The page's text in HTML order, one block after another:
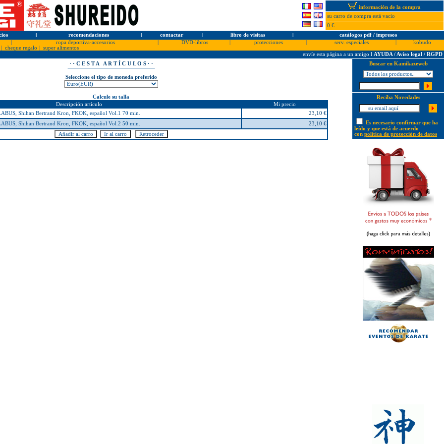
información de la compra
su carro de compra está vacio
0 €
l recomendaciones l contactar l libro de visitas l
catálogos pdf / impresos
ropa deportiva-accesorios DVD-libros protecciones serv. especiales
kobudo
cheque regalo
super alimentos
envíe esta página a un amigo l AYUDA / Aviso legal / RGPD
· · C E S T A A R T Í C U L O S · ·
Seleccione el tipo de moneda preferido
Calcule su talla
Descripción artículo
Mi precio
Shihan Bertrand Kron, FKOK, español Vol.1 70 min.
23,10 €
Shihan Bertrand Kron, FKOK, español Vol.2 50 min.
23,10 €
Buscar en Kamikazeweb
Reciba Novedades
Es necesario confirmar que ha
leído y que está de acuerdo
con política de protección de datos